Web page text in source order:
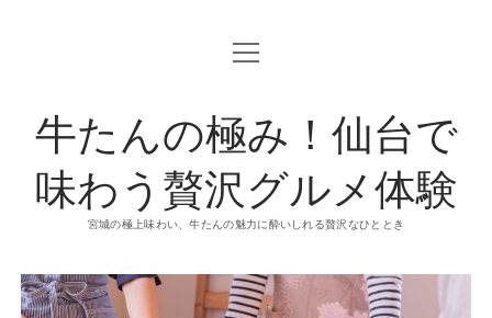
o
p
m
e
n
牛たんの極み！仙台で
味わう贅沢グルメ体験
宮城の極上味わい、牛たんの魅力に酔いしれる贅沢なひととき